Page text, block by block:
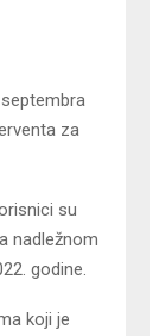
za
su
nadležnom
godine.
koji je